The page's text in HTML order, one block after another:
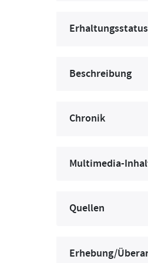
Erhaltungsstatus
Beschreibung
Chronik
Multimedia-
Quellen
Erhebung/